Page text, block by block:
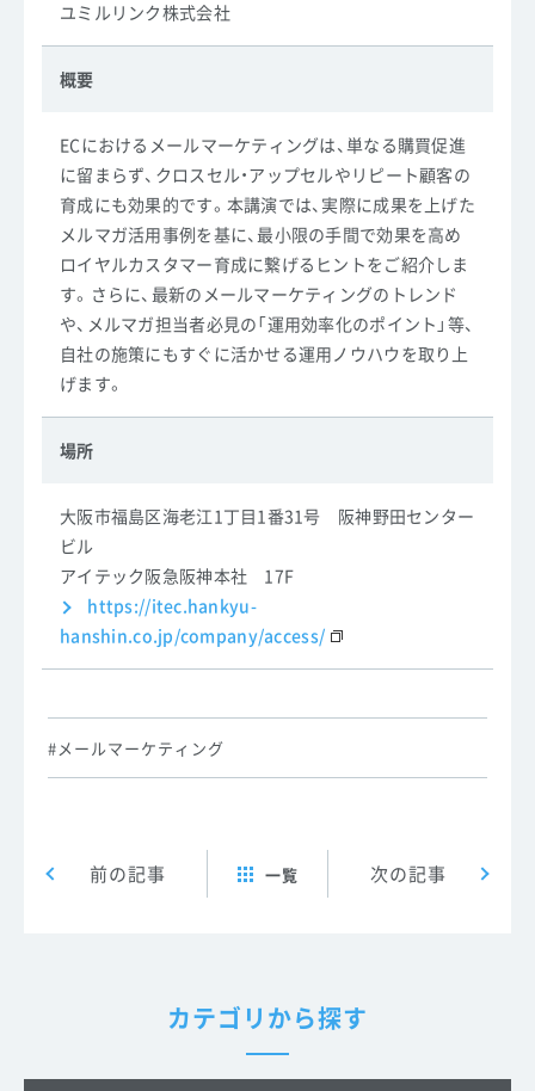
ユミルリンク株式会社
概要
ECにおけるメールマーケティングは、単なる購買促進
に留まらず、クロスセル・アップセルやリピート顧客の
育成にも効果的です。本講演では、実際に成果を上げた
メルマガ活用事例を基に、最小限の手間で効果を高め
ロイヤルカスタマー育成に繋げるヒントをご紹介しま
す。さらに、最新のメールマーケティングのトレンド
や、メルマガ担当者必見の「運用効率化のポイント」等、
自社の施策にもすぐに活かせる運用ノウハウを取り上
げます。
場所
大阪市福島区海老江1丁目1番31号 阪神野田センター
ビル
アイテック阪急阪神本社 17F
https://itec.hankyu-
hanshin.co.jp/company/access/
メールマーケティング
前の記事 一覧 次の記事
カテゴリから探す